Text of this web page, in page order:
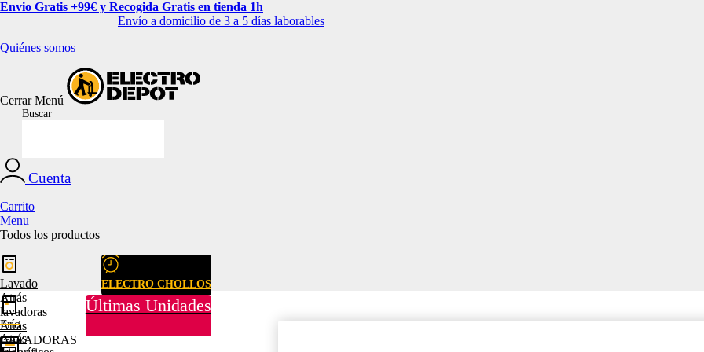
Envio Gratis +99€ y Recogida Gratis en tienda 1h
Envío a domicilio de 3 a 5 días laborables
Quiénes somos
CerrarMenú
Buscar
Cuenta
Carrito
Menu
Todos los productos
ELECTRO CHOLLOS
Últimas Unidades
Lavado
Atrás
lavadoras
Atrás
LAVADORAS
Frío
Atrás